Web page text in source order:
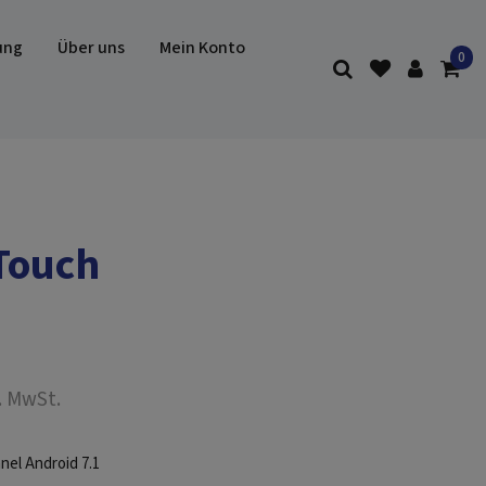
Über uns Mein Konto
Android 7.1